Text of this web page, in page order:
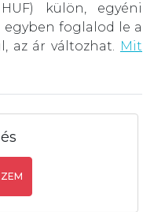
külön, egyéni
egyben foglalod le a
az ár változhat. Mit